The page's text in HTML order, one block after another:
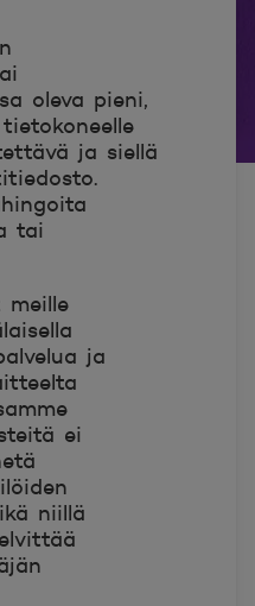
oleva pieni,
ja siellä
tai
meille
ja
ei
niillä